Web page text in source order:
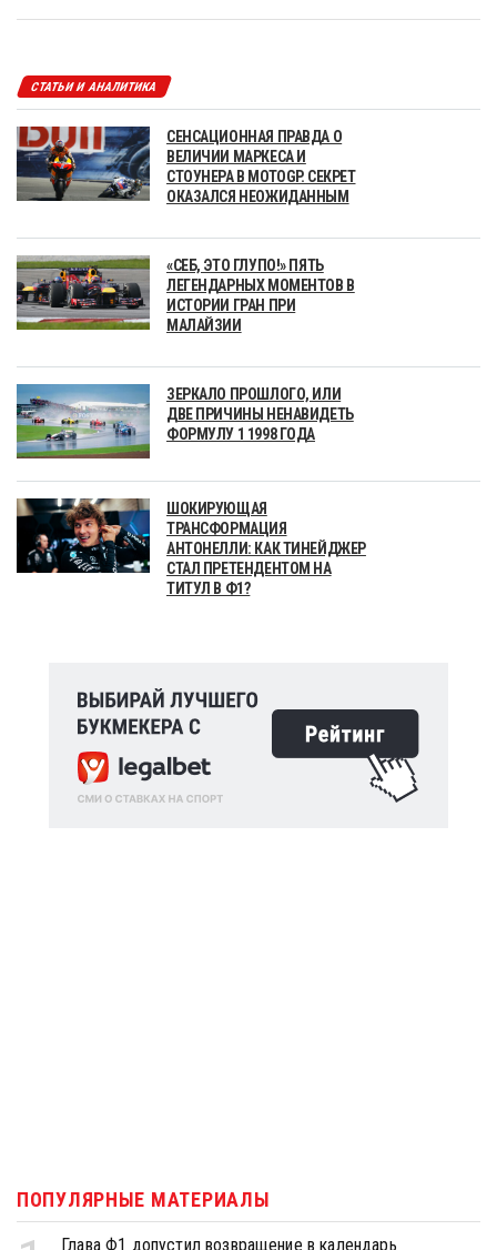
СТАТЬИ И АНАЛИТИКА
СЕНСАЦИОННАЯ ПРАВДА О
ВЕЛИЧИИ МАРКЕСА И
СТОУНЕРА В MOTOGP. СЕКРЕТ
ОКАЗАЛСЯ НЕОЖИДАННЫМ
«СЕБ, ЭТО ГЛУПО!» ПЯТЬ
ЛЕГЕНДАРНЫХ МОМЕНТОВ В
ИСТОРИИ ГРАН ПРИ
МАЛАЙЗИИ
ЗЕРКАЛО ПРОШЛОГО, ИЛИ
ДВЕ ПРИЧИНЫ НЕНАВИДЕТЬ
ФОРМУЛУ 1 1998 ГОДА
ШОКИРУЮЩАЯ
ТРАНСФОРМАЦИЯ
АНТОНЕЛЛИ: КАК ТИНЕЙДЖЕР
СТАЛ ПРЕТЕНДЕНТОМ НА
ТИТУЛ В Ф1?
ПОПУЛЯРНЫЕ МАТЕРИАЛЫ
Глава Ф1 допустил возвращение в календарь